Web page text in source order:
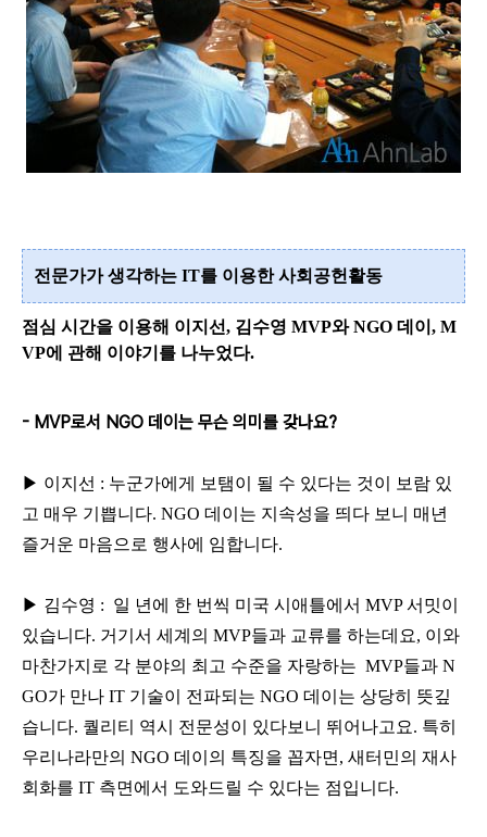
전문가가 생각하는 IT를 이용한 사회공헌활동
점심 시간을 이용해 이지선, 김수영 MVP와 NGO 데이, M
VP에 관해 이야기를 나누었다.
- MVP로서 NGO 데이는 무슨 의미를 갖나요?
▶ 이지선 : 누군가에게 보탬이 될 수 있다는 것이 보람 있
고 매우 기쁩니다. NGO 데이는 지속성을 띄다 보니 매년
즐거운 마음으로 행사에 임합니다.
▶ 김수영 : 일 년에 한 번씩 미국 시애틀에서 MVP 서밋이
있습니다. 거기서 세계의 MVP들과 교류를 하는데요, 이와
마찬가지로 각 분야의 최고 수준을 자랑하는 MVP들과 N
GO가 만나 IT 기술이 전파되는 NGO 데이는 상당히 뜻깊
습니다. 퀄리티 역시 전문성이 있다보니 뛰어나고요. 특히
우리나라만의 NGO 데이의 특징을 꼽자면, 새터민의 재사
회화를 IT 측면에서 도와드릴 수 있다는 점입니다.